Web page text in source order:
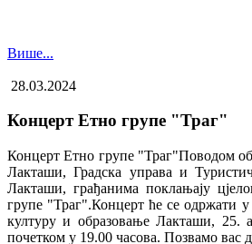
Више...
28.03.2024
Концерт Етно групе "Траг"
Концерт Етно групе "Траг"Поводом
Лакташи, Градска управа и
Лакташи, грађанима поклањају
групе "Траг".Концерт ће се одржати у
културу и образовање Лакташи, 25.
почетком у 19.00 часова. Позвамо вас